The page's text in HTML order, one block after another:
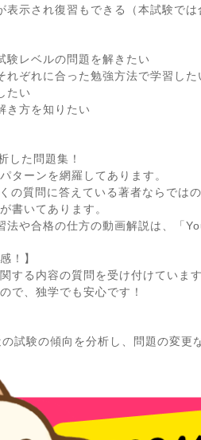
示され復習もできる（本試験では
験レベルの問題を解きたい
れぞれに合った勉強方法で学習した
たい
き方を知りたい
した問題集！
ターンを網羅してあります。
の質問に答えている著者ならではの
書いてあります。
法や合格の仕方の動画解説は、「
！】
する内容の質問を受け付けています
で、独学でも安心です！
試験の傾向を分析し、問題の変更